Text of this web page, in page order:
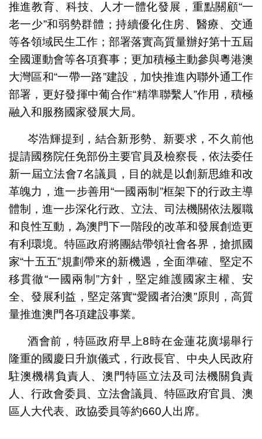
推進教育、科技、人才一體化發展，重點關顧“一
老一少”和弱勢群體；持續優化住房、醫療、交通
等各領域民生工作；部署落實高質量辦好第十五屆
全國運動會等各項賽事；更加積極主動參與粵港澳
大灣區和“一帶一路”建設，加快推進內聯外通工作
部署，更好發揮中葡合作“精準聯繫人”作用，積極
融入和服務國家發展大局。
岑浩輝提到，結合新形勢、新要求，不久前他
提請國務院任免部份主要官員及檢察長，依法委任
新一屆立法會7名議員，目的就是以創新思維和改
革魄力，進一步善用“一國兩制”框架下的行政主導
體制，進一步深化行政、立法、司法機關依法履職
和良性互動，為澳門下一階段的改革和發展創造更
有利環境。特區政府將團結帶領社會各界，搶抓國
家“十五五”規劃帶來的新機遇，全面準確、堅定不
移貫徹“一國兩制”方針，堅定維護國家主權、安
全、發展利益，堅定落實“愛國者治澳”原則，高質
量推進澳門各項建設事業。
酒會前，特區政府早上8時在金蓮花廣場舉行
隆重的國慶日升旗儀式，行政長官、中央人民政府
駐澳機構負責人、澳門特區立法及司法機關負責
人、行政會委員、立法會議員、特區政府官員、澳
區人大代表、政協委員等約660人出席。